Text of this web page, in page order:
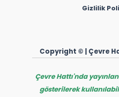
Gizlilik
Copyright © | Çevre
Çevre Hattı'nda
gösterilerek